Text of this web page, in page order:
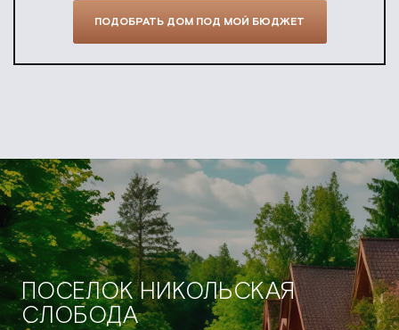
ПОДОБРАТЬ ДОМ ПОД МОЙ БЮДЖЕТ
ПОСЕЛОК НИКОЛЬСКАЯ
СЛОБОДА